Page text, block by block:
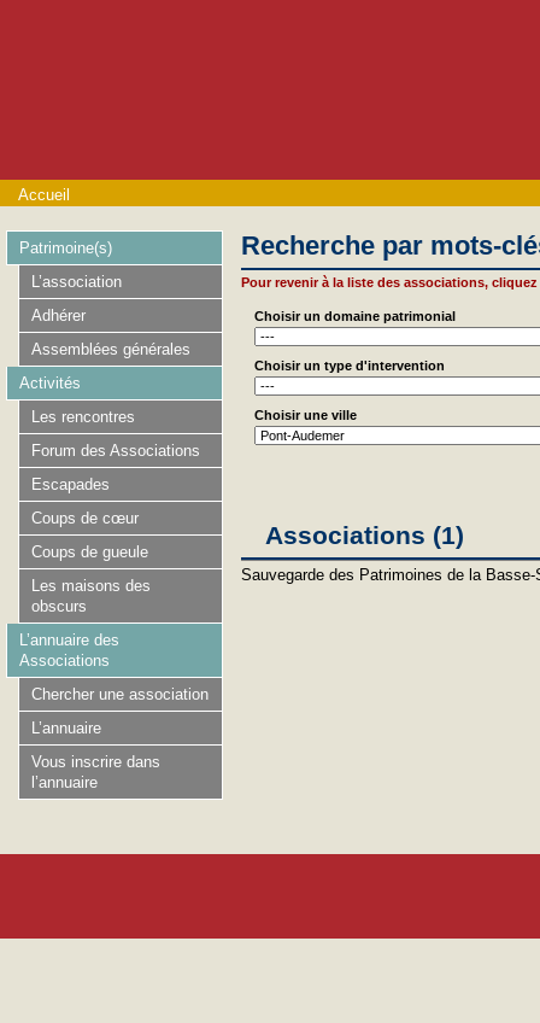
Accueil
Recherche par mots-
Pour revenir à la liste des associations,
Choisir un domaine patrimonial
Choisir un type d'intervention
Choisir une ville
Associations (1)
Sauvegarde des Patrimoines de la Basse-
Patrimoine(s)
L’association
Adhérer
Assemblées générales
Activités
Les rencontres
Forum des Associations
Escapades
Coups de cœur
Coups de gueule
Les maisons des
obscurs
L’annuaire des
Associations
Chercher une association
L’annuaire
Vous inscrire dans
l’annuaire